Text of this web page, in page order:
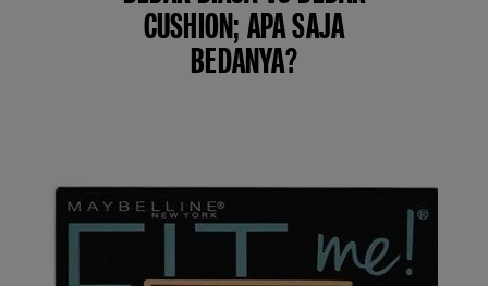
CUSHION; APA SAJA
BEDANYA?